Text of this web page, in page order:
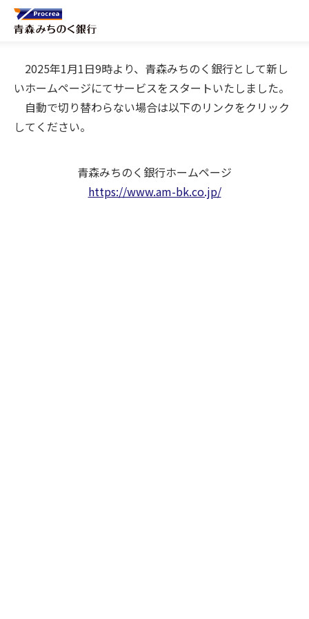
2025年1月1日9時より、青森みちのく銀行として新し
いホームページにてサービスをスタートいたしました。
自動で切り替わらない場合は以下のリンクをクリック
してください。
青森みちのく銀行ホームページ
https://www.am-bk.co.jp/